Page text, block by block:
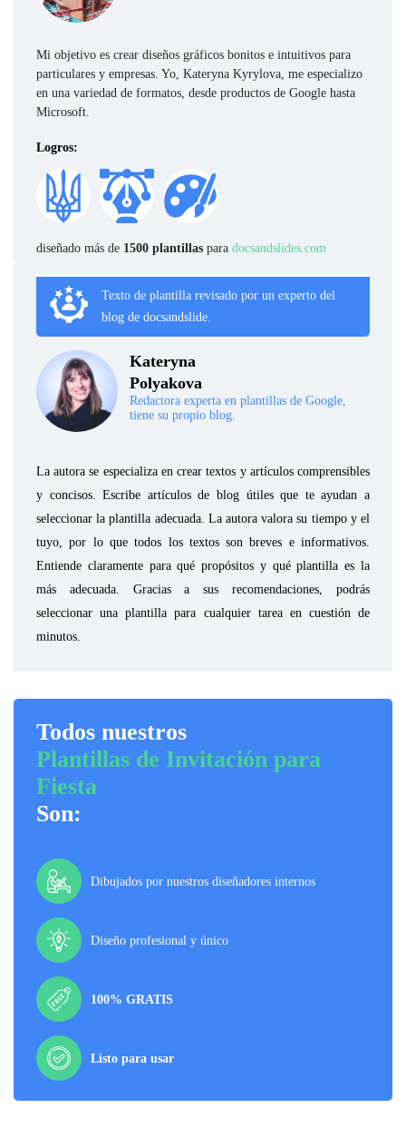
Mi objetivo es crear diseños gráficos bonitos e intuitivos para
particulares y empresas. Yo, Kateryna Kyrylova, me especializo
en una variedad de formatos, desde productos de Google hasta
Microsoft.
Logros:
diseñado más de 1500 plantillas para docsandslides.com
Texto de plantilla revisado por un experto del
blog de docsandslide.
Kateryna
Polyakova
Redactora experta en plantillas de Google,
tiene su propio blog.
La autora se especializa en crear textos y artículos comprensibles
y concisos. Escribe artículos de blog útiles que te ayudan a
seleccionar la plantilla adecuada. La autora valora su tiempo y el
tuyo, por lo que todos los textos son breves e informativos.
Entiende claramente para qué propósitos y qué plantilla es la
más adecuada. Gracias a sus recomendaciones, podrás
seleccionar una plantilla para cualquier tarea en cuestión de
minutos.
Todos nuestros
Plantillas de Invitación para
Fiesta
Son:
Dibujados por nuestros diseñadores internos
Diseño profesional y único
100% GRATIS
Listo para usar